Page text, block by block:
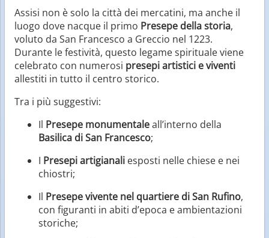
Assisi non è solo la città dei mercatini, ma anche il
luogo dove nacque il primo Presepe della storia,
voluto da San Francesco a Greccio nel 1223.
Durante le festività, questo legame spirituale viene
celebrato con numerosi presepi artistici e viventi
allestiti in tutto il centro storico.
Tra i più suggestivi:
Il Presepe monumentaleall’interno della
Basilica di San Francesco;
I Presepi artigianali esposti nelle chiese e nei
chiostri;
Il Presepe vivente nel quartiere di San Rufino,
con figuranti in abiti d’epoca e ambientazioni
storiche;